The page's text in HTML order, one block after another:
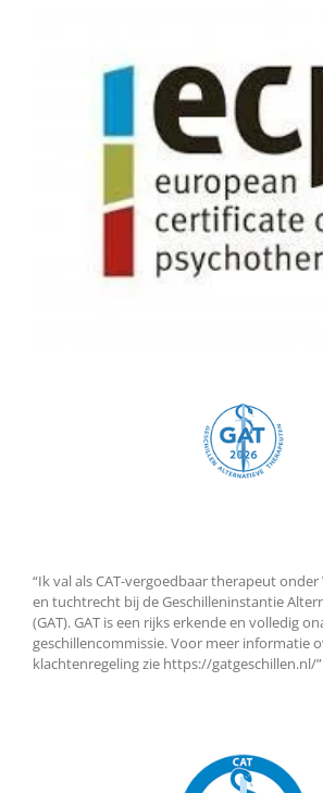
“Ik val als CAT-vergoedbaar therapeut
en tuchtrecht bij de Geschilleninstantie
(GAT). GAT is een rijks erkende en volledig
geschillencommissie. Voor meer informatie
klachtenregeling zie https://gatgeschillen.nl/”